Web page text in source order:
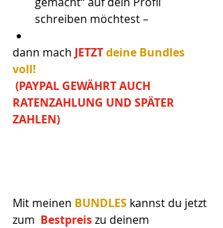
schreiben möchtest –
dann mach JETZT deine Bundles
voll!
RATENZAHLUNG UND SPÄTER
ZAHLEN)
Mit meinen BUNDLES kannst du jetzt
zum Bestpreis zu deinem